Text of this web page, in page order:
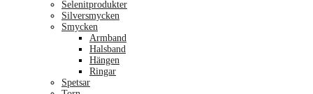
Selenitprodukter
Silversmycken
Smycken
Armband
Halsband
Hängen
Ringar
Spetsar